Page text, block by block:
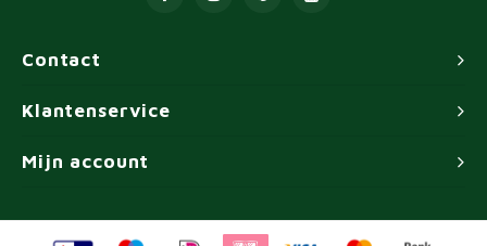
Contact
Klantenservice
Mijn account